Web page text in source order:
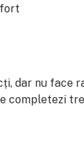
dar nu face
completezi